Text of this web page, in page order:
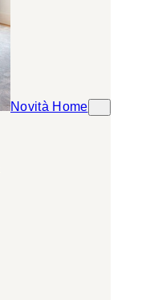
Novità Home